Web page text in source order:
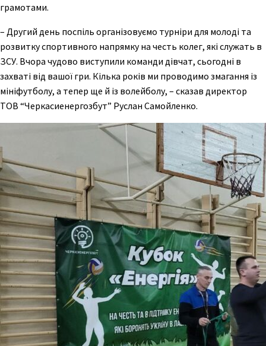
грамотами.
– Другий день поспіль організовуємо турніри для молоді та
розвитку спортивного напрямку на честь колег, які служать в
ЗСУ. Вчора чудово виступили команди дівчат, сьогодні в
захваті від вашої гри. Кілька років ми проводимо змагання із
мініфутболу, а тепер ще й із волейболу, – сказав директор
ТОВ “Черкасиенергозбут” Руслан Самойленко.